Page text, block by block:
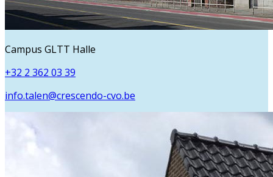
Campus GLTT Halle
+32 2 362 03 39
info.talen@crescendo-cvo.be